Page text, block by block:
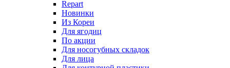
Repart
Новинки
Из Кореи
Для ягодиц
По акции
Для носогубных складок
Для лица